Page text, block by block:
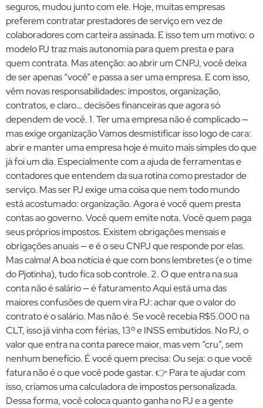
seguros, mudou junto com ele. Hoje, muitas empresas
preferem contratar prestadores de serviço em vez de
colaboradores com carteira assinada. E isso tem um motivo: o
modelo PJ traz mais autonomia para quem presta e para
quem contrata. Mas atenção: ao abrir um CNPJ, você deixa
de ser apenas “você” e passa a ser uma empresa. E com isso,
vêm novas responsabilidades: impostos, organização,
contratos, e claro… decisões financeiras que agora só
dependem de você. 1. Ter uma empresa não é complicado —
mas exige organização Vamos desmistificar isso logo de cara:
abrir e manter uma empresa hoje é muito mais simples do que
já foi um dia. Especialmente com a ajuda de ferramentas e
contadores que entendem da sua rotina como prestador de
serviço. Mas ser PJ exige uma coisa que nem todo mundo
está acostumado: organização. Agora é você quem presta
contas ao governo. Você quem emite nota. Você quem paga
seus próprios impostos. Existem obrigações mensais e
obrigações anuais — e é o seu CNPJ que responde por elas.
Mas calma! A boa notícia é que com bons lembretes (e o time
do Pjotinha), tudo fica sob controle. 2. O que entra na sua
conta não é salário — é faturamento Aqui está uma das
maiores confusões de quem vira PJ: achar que o valor do
contrato é o salário. Mas não é. Se você recebia R$5.000 na
CLT, isso já vinha com férias, 13º e INSS embutidos. No PJ, o
valor que entra na conta parece maior, mas vem “cru”, sem
nenhum benefício. É você quem precisa: Ou seja: o que você
fatura não é o que você pode gastar. 👉 Para te ajudar com
isso, criamos uma calculadora de impostos personalizada.
Dessa forma, você coloca quanto ganha no PJ e a gente